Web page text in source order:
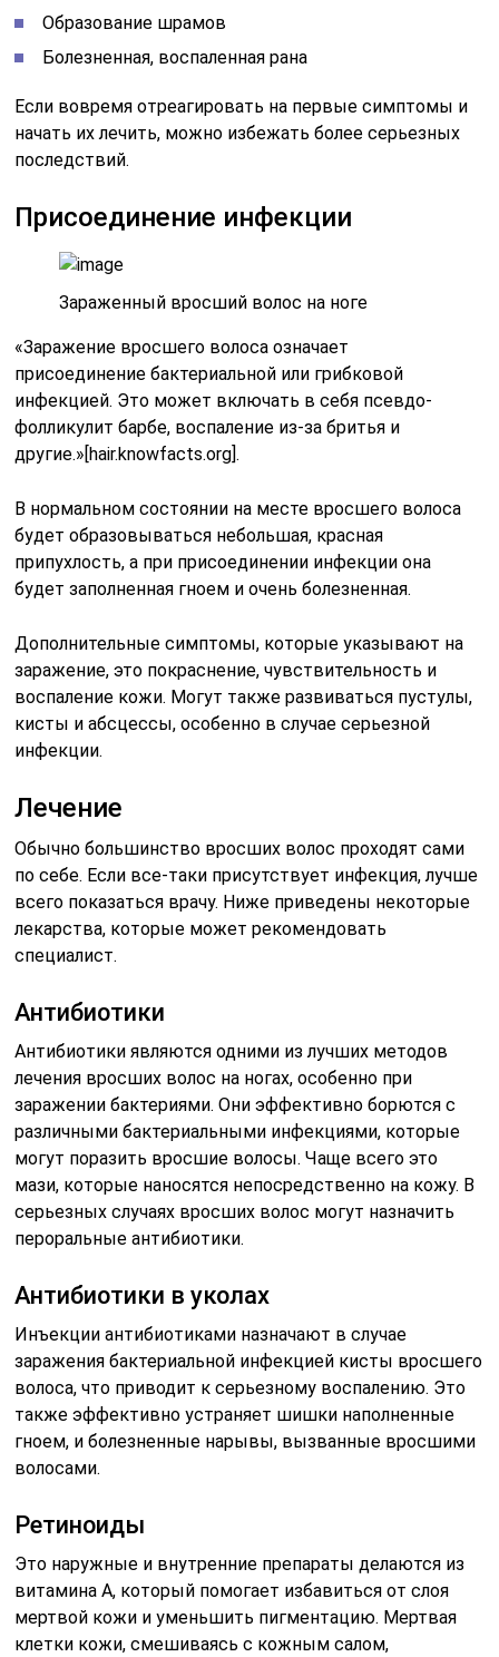
Образование шрамов
Болезненная, воспаленная рана
Если вовремя отреагировать на первые симптомы и
начать их лечить, можно избежать более серьезных
последствий.
Присоединение инфекции
Зараженный вросший волос на ноге
«Заражение вросшего волоса означает
присоединение бактериальной или грибковой
инфекцией. Это может включать в себя псевдо-
фолликулит барбе, воспаление из-за бритья и
другие.»[hair.knowfacts.org].
В нормальном состоянии на месте вросшего волоса
будет образовываться небольшая, красная
припухлость, а при присоединении инфекции она
будет заполненная гноем и очень болезненная.
Дополнительные симптомы, которые указывают на
заражение, это покраснение, чувствительность и
воспаление кожи. Могут также развиваться пустулы,
кисты и абсцессы, особенно в случае серьезной
инфекции.
Лечение
Обычно большинство вросших волос проходят сами
по себе. Если все-таки присутствует инфекция, лучше
всего показаться врачу. Ниже приведены некоторые
лекарства, которые может рекомендовать
специалист.
Антибиотики
Антибиотики являются одними из лучших методов
лечения вросших волос на ногах, особенно при
заражении бактериями. Они эффективно борются с
различными бактериальными инфекциями, которые
могут поразить вросшие волосы. Чаще всего это
мази, которые наносятся непосредственно на кожу. В
серьезных случаях вросших волос могут назначить
пероральные антибиотики.
Антибиотики в уколах
Инъекции антибиотиками назначают в случае
заражения бактериальной инфекцией кисты вросшего
волоса, что приводит к серьезному воспалению. Это
также эффективно устраняет шишки наполненные
гноем, и болезненные нарывы, вызванные вросшими
волосами.
Ретиноиды
Это наружные и внутренние препараты делаются из
витамина A, который помогает избавиться от слоя
мертвой кожи и уменьшить пигментацию. Мертвая
клетки кожи, смешиваясь с кожным салом,